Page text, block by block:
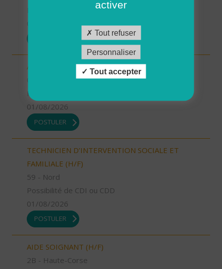
Possibilité de CDI ou CDD
AUXILIAIRE DE VIE SOCIALE (H/F)
04 - Alpes-de-Haute-Provence
Possibilité de CDI ou CDD
01/08/2026
POSTULER
TECHNICIEN D’INTERVENTION SOCIALE ET
FAMILIALE (H/F)
59 - Nord
Possibilité de CDI ou CDD
01/08/2026
POSTULER
AIDE SOIGNANT (H/F)
2B - Haute-Corse
activer
Tout refuser
Personnaliser
Tout accepter